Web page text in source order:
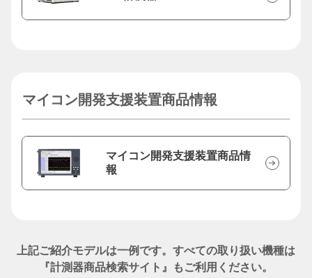
マイコン開発支援装置商品情報
マイコン開発支援装置商品情
報
上記ご紹介モデルは一例です。 すべての取り扱い機種は
『計測器商品検索サイト』もご利用ください。